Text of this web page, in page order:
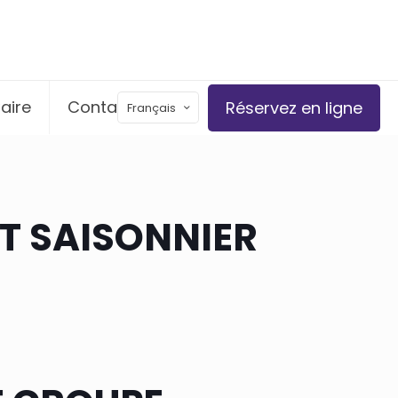
ContactFrançais Réservez en ligne
SAISONNIER